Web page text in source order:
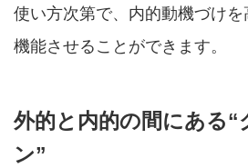
使い方次第で、内的動機づけを
機能させることができます。
外的と内的の間にある“
ン”